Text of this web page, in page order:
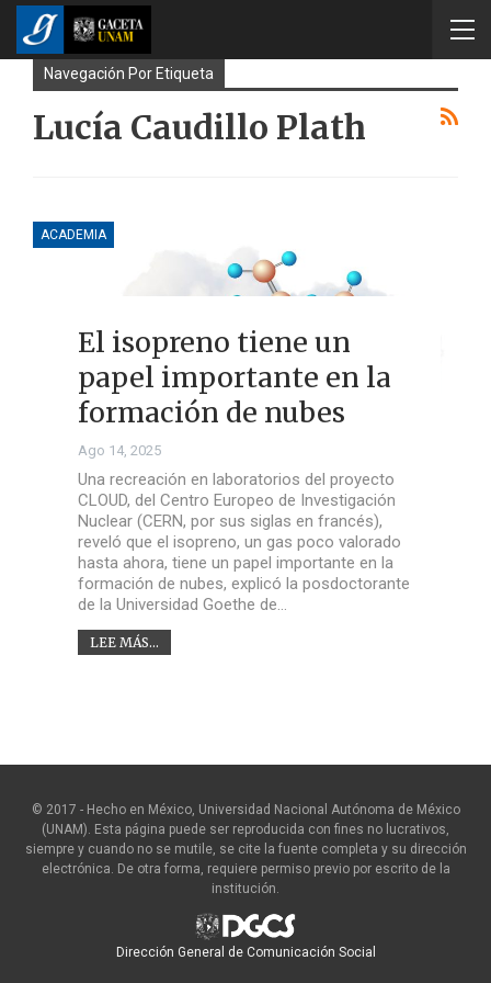
Navegación Por Etiqueta
Lucía Caudillo Plath
ACADEMIA
El isopreno tiene un
papel importante en la
formación de nubes
Ago 14, 2025
Una recreación en laboratorios del proyecto
CLOUD, del Centro Europeo de Investigación
Nuclear (CERN, por sus siglas en francés),
reveló que el isopreno, un gas poco valorado
hasta ahora, tiene un papel importante en la
formación de nubes, explicó la posdoctorante
de la Universidad Goethe de…
LEE MÁS...
© 2017 - Hecho en México, Universidad Nacional Autónoma de México
(UNAM). Esta página puede ser reproducida con fines no lucrativos,
siempre y cuando no se mutile, se cite la fuente completa y su dirección
electrónica. De otra forma, requiere permiso previo por escrito de la
institución.
Dirección General de Comunicación Social